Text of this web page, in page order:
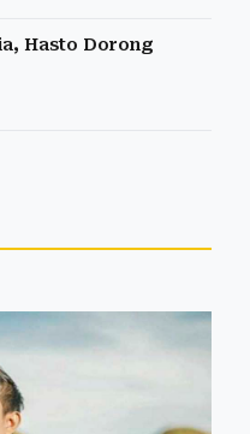
Hasto Dorong